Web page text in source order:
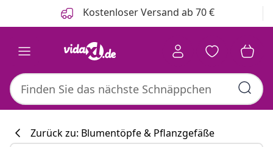
Kostenloser Versand ab 70 €
Zurück zu: Blumentöpfe & Pflanzgefäße